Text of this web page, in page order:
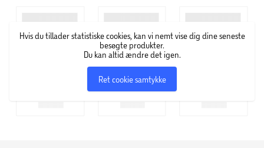
år. Let og vejrbestandig – nem at flytte og placere året
eller hjemmets stue.
- Flere størrelser og farver: Find den krukke, der passer til
Hvis du tillader statistiske cookies, kan vi nemt vise dig dine seneste
besøgte produkter.
Du kan altid ændre det igen.
Ret cookie samtykke